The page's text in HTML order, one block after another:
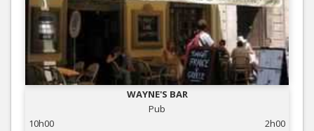
WAYNE'S BAR
Pub
10h00
2h00